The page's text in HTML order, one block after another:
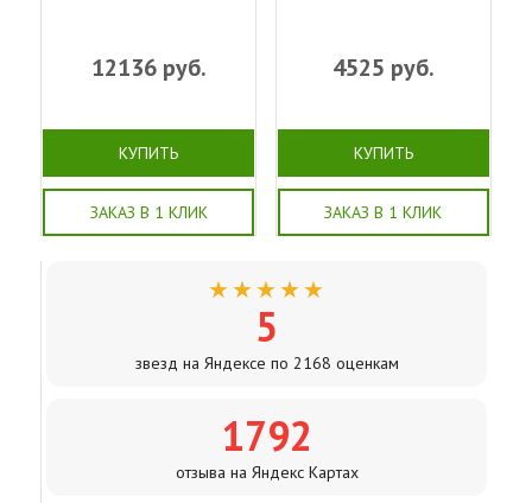
12136руб.
КУПИТЬ
ЗАКАЗ В 1 КЛИК
4525 руб.
КУПИТЬ
ЗАКАЗ В 1 КЛИК
★★★★★
5
звезд на Яндексе по 2168 оценкам
1792
отзыва на Яндекс Картах